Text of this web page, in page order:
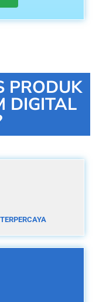
PRODUK
DIGITAL